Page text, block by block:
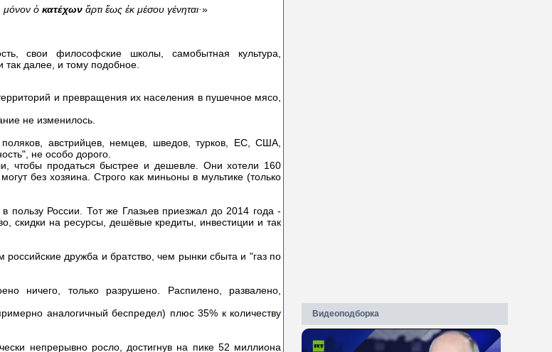
μόνον ὁ κατέχων ἄρτι ἕως ἐκ μέσου γένηται·»
свои философские школы, самобытная культура,
так далее, и тому подобное.
и превращения их населения в пушечное мясо,
не изменилось.
австрийцев, немцев, шведов, турков, ЕС, США,
не особо дорого.
чтобы продаться быстрее и дешевле. Они хотели 160
без хозяина. Строго как миньоны в мультике (только
России. Тот же Глазьев приезжал до 2014 года -
скидки на ресурсы, дешёвые кредиты, инвестиции и так
дружба и братство, чем рынки сбыта и "газ по
ничего, только разрушено. Распилено, развалено,
аналогичный беспредел) плюс 35% к количеству
непрерывно росло, достигнув на пике 52 миллиона
Видеоподборка